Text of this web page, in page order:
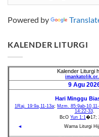
Powered by
KALENDER LITURGI